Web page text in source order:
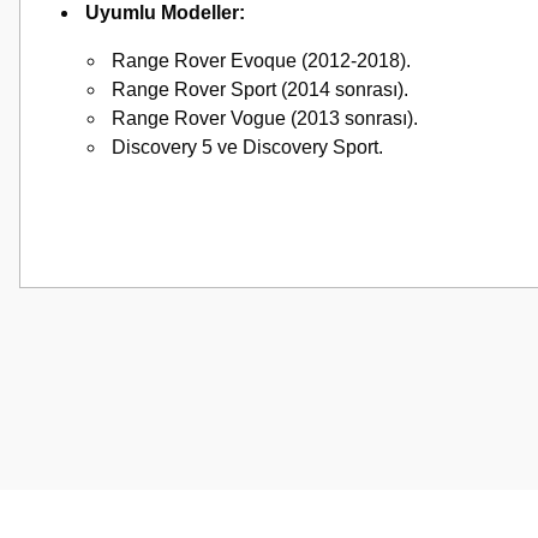
Uyumlu Modeller:
Range Rover Evoque (2012-2018).
Range Rover Sport (2014 sonrası).
Range Rover Vogue (2013 sonrası).
Discovery 5 ve Discovery Sport.
Görüş ve önerileriniz için teşekkür ederiz.